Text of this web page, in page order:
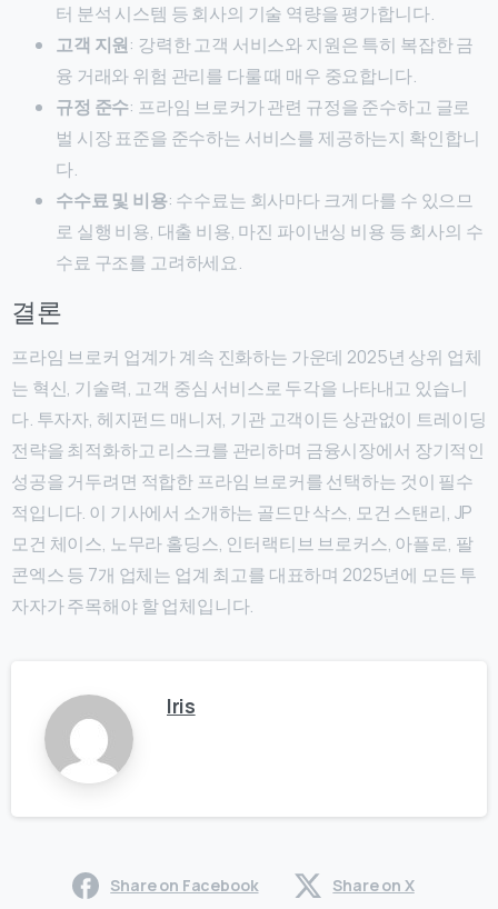
터 분석 시스템 등 회사의 기술 역량을 평가합니다.
고객 지원: 강력한 고객 서비스와 지원은 특히 복잡한 금
융 거래와 위험 관리를 다룰 때 매우 중요합니다.
규정 준수: 프라임 브로커가 관련 규정을 준수하고 글로
벌 시장 표준을 준수하는 서비스를 제공하는지 확인합니
다.
수수료 및 비용: 수수료는 회사마다 크게 다를 수 있으므
로 실행 비용, 대출 비용, 마진 파이낸싱 비용 등 회사의 수
수료 구조를 고려하세요.
결론
프라임 브로커 업계가 계속 진화하는 가운데 2025년 상위 업체
는 혁신, 기술력, 고객 중심 서비스로 두각을 나타내고 있습니
다. 투자자, 헤지펀드 매니저, 기관 고객이든 상관없이 트레이딩
전략을 최적화하고 리스크를 관리하며 금융시장에서 장기적인
성공을 거두려면 적합한 프라임 브로커를 선택하는 것이 필수
적입니다. 이 기사에서 소개하는 골드만 삭스, 모건 스탠리, JP
모건 체이스, 노무라 홀딩스, 인터랙티브 브로커스, 아플로, 팔
콘엑스 등 7개 업체는 업계 최고를 대표하며 2025년에 모든 투
자자가 주목해야 할 업체입니다.
Iris
Share on Facebook Share on X